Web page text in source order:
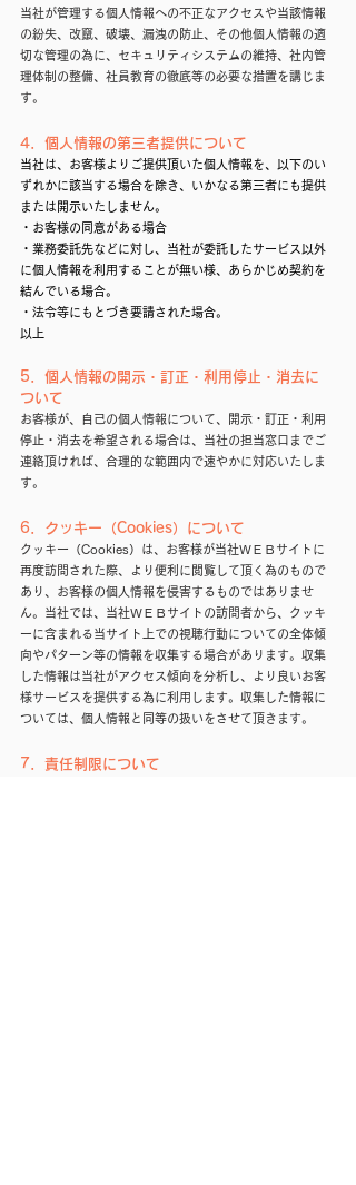
当社が管理する個人情報への不正なアクセスや当該情報
の紛失、改竄、破壊、漏洩の防止、その他個人情報の適
切な管理の為に、セキュリティシステムの維持、社内管
理体制の整備、社員教育の徹底等の必要な措置を講じま
す。
4．個人情報の第三者提供について
当社は、お客様よりご提供頂いた個人情報を、以下のい
ずれかに該当する場合を除き、いかなる第三者にも提供
または開示いたしません。
・お客様の同意がある場合
・業務委託先などに対し、当社が委託したサービス以外
に個人情報を利用することが無い様、あらかじめ契約を
結んでいる場合。
・法令等にもとづき要請された場合。
以上
5．個人情報の開示・訂正・利用停止・消去に
ついて
お客様が、自己の個人情報について、開示・訂正・利用
停止・消去を希望される場合は、当社の担当窓口までご
連絡頂ければ、合理的な範囲内で速やかに対応いたしま
す。
6．クッキー（Cookies）について
クッキー（Cookies）は、お客様が当社ＷＥＢサイトに
再度訪問された際、より便利に閲覧して頂く為のもので
あり、お客様の個人情報を侵害するものではありませ
ん。当社では、当社ＷＥＢサイトの訪問者から、クッキ
ーに含まれる当サイト上での視聴行動についての全体傾
向やパターン等の情報を収集する場合があります。収集
した情報は当社がアクセス傾向を分析し、より良いお客
様サービスを提供する為に利用します。収集した情報に
ついては、個人情報と同等の扱いをさせて頂きます。
7．責任制限について